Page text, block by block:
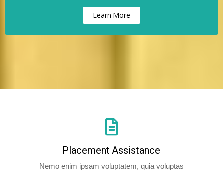
Learn More
Placement Assistance
Nemo enim ipsam voluptatem, quia voluptas